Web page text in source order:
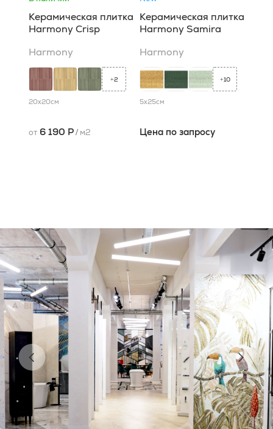
Керамическая плитка
Harmony Crisp
Harmony
+2
20x20см
от 6 190 Р/ м2
Керамическая плитка
Harmony Samira
Harmony
+10
5x25см
Цена по запросу